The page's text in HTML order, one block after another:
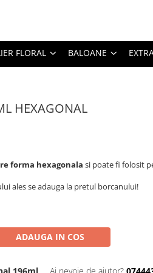
FLORAL BALOANE
HEXAGONAL
forma hexagonala si poate fi folosit
ales se adauga la pretul borcanului!
ADAUGA IN COS